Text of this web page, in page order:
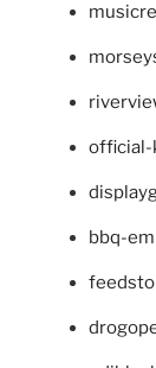
official-
bbq-